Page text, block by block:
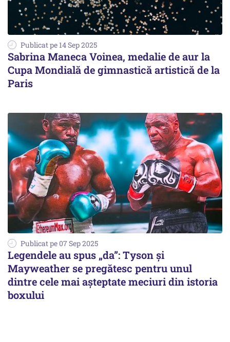
Publicat pe 14 Sep 2025
Sabrina Maneca Voinea, medalie de aur la
Cupa Mondială de gimnastică artistică de la
Paris
Publicat pe 07 Sep 2025
Legendele au spus „da”: Tyson și
Mayweather se pregătesc pentru unul
dintre cele mai așteptate meciuri din istoria
boxului